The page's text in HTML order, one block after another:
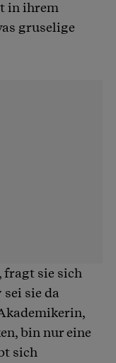
in ihrem
gruselige
fragt sie sich
sie da
bin nur eine
sich